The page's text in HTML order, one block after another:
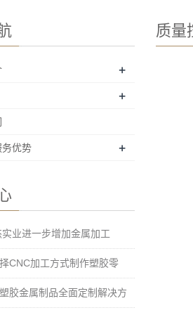
质量
+
+
优势 +
业进一步增加金属加工
CNC加工方式制作塑胶零
胶金属制品全面定制解决方